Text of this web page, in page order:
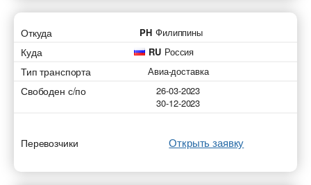
Откуда PH Филиппины
Куда RU Россия
Тип транспорта Авиа-доставка
Свободен с/по
26-03-2023
30-12-2023
Перевозчики Открыть заявку